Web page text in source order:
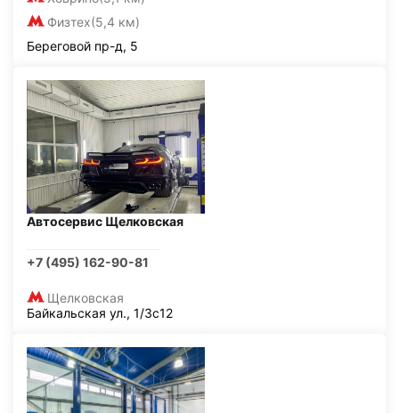
Физтех(5,4 км)
Береговой пр-д, 5
Автосервис Щелковская
+7 (495) 162-90-81
Щелковская
Байкальская ул., 1/3с12